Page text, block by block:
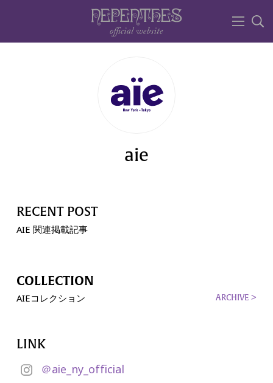
aie
RECENT POST
AIE 関連掲載記事
COLLECTION
AIEコレクション ARCHIVE >
LINK
＠aie_ny_official